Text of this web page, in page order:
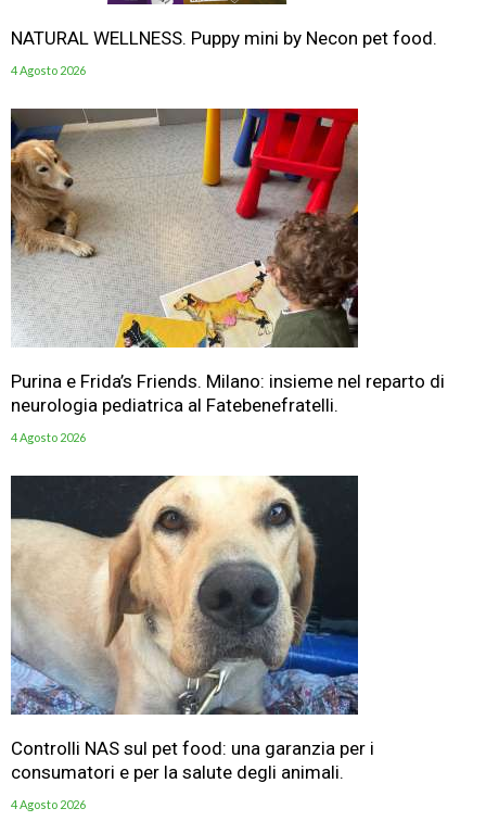
NATURAL WELLNESS. Puppy mini by Necon pet food.
4 Agosto 2026
Purina e Frida’s Friends. Milano: insieme nel reparto di
neurologia pediatrica al Fatebenefratelli.
4 Agosto 2026
Controlli NAS sul pet food: una garanzia per i
consumatori e per la salute degli animali.
4 Agosto 2026